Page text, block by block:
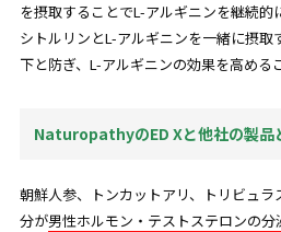
を摂取することでL-アルギニンを継続的
シトルリンとL-アルギニンを一緒に摂
下と防ぎ、L-アルギニンの効果を高める
NaturopathyのED Xと他社の製品
朝鮮人参、トンカットアリ、トリビュ
分が男性ホルモン・テストステロンの